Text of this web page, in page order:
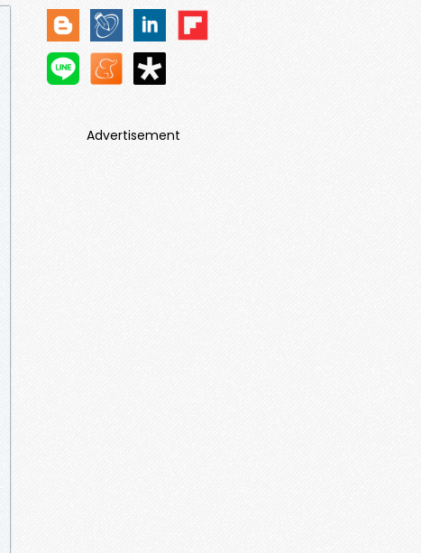
Advertisement